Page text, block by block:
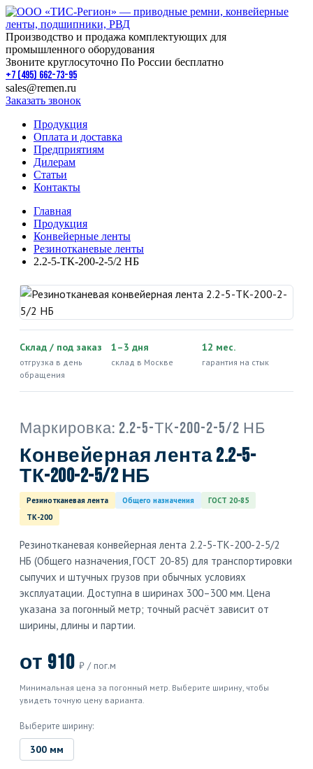
Производство и продажа комплектующих для
промышленного оборудования
Звоните круглосуточно По России бесплатно
+7 (495) 662-73-95
sales@remen.ru
Заказать звонок
Продукция
Оплата и доставка
Предприятиям
Дилерам
Статьи
Контакты
Главная
Продукция
Конвейерные ленты
Резинотканевые ленты
2.2-5-ТК-200-2-5/2 НБ
Склад / под заказ
отгрузка в день
обращения
1–3 дня
склад в Москве
12 мес.
гарантия на стык
Маркировка: 2.2-5-ТК-200-2-5/2 НБ
Конвейерная лента 2.2-5-
ТК-200-2-5/2 НБ
Резинотканевая лента Общего назначения
ГОСТ 20-85
ТК-200
Резинотканевая конвейерная лента 2.2-5-ТК-200-2-5/2
НБ (Общего назначения, ГОСТ 20-85) для транспортировки
сыпучих и штучных грузов при обычных условиях
эксплуатации. Доступна в ширинах 300–300 мм. Цена
указана за погонный метр; точный расчёт зависит от
ширины, длины и партии.
от 910 ₽ / пог.м
Минимальная цена за погонный метр. Выберите ширину, чтобы
увидеть точную цену варианта.
Выберите ширину:
300 мм